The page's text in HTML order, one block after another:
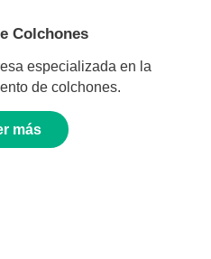
Colchones
especializada en la
de colchones.
más